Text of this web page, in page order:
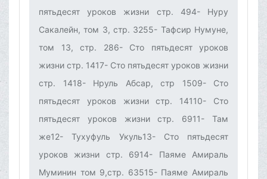
пятьдесят уроков жизни стр. 494- Нуру
Сакалейн, том 3, стр. 3255- Тафсир Нумуне,
том 13, стр. 286- Сто пятьдесят уроков
жизни стр. 1417- Сто пятьдесят уроков жизни
стр. 1418- Нруль Абсар, стр 1509- Сто
пятьдесят уроков жизни стр. 14110- Сто
пятьдесят уроков жизни стр. 6911- Там
же12- Тухуфуль Укуль13- Сто пятьдесят
уроков жизни стр. 6914- Паяме Амираль
Муминин том 9,стр. 63515- Паяме Амираль